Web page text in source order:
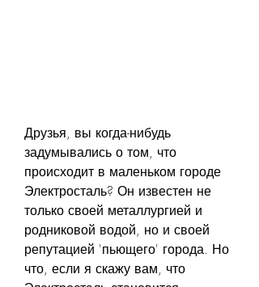
Друзья, вы когда-нибудь
задумывались о том, что
происходит в маленьком городе
Электросталь? Он известен не
только своей металлургией и
родниковой водой, но и своей
репутацией 'пьющего' города. Но
что, если я скажу вам, что